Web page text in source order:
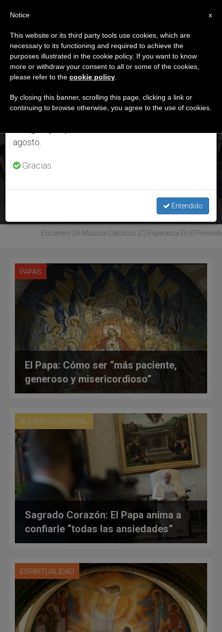
ETIQUETA
Posts Tagged ‘junio’
ÚLTIMAS NOTICIAS
España: El 6º Encuentro de Músicos Católicos se celebrará
online
Encuentro De Músicos Católicos (C) Esperanza En El Presente
PAPAS
El Papa: Cómo ser “más paciente,
generoso y misericordioso”
AUDIENCIA GENERAL
Sagrado Corazón: El Papa anima a
confiarle “todas las ansiedades”
ESPIRITUALIDAD
×
Aviso importante
Del 27 de julio al 7 de agosto haremos la pausa
anual, aprovechando que en el periodo de verano
se generan menos informaciones y también el
agosto.
Gracias.
Entendido
x
Notice
This website or its third party tools use cookies, which are
necessary to its functioning and required to achieve the
purposes illustrated in the cookie policy. If you want to know
more or withdraw your consent to all or some of the cookies,
please refer to the cookie policy
By closing this banner, scrolling this page, clicking a link or
continuing to browse otherwise, you agree to the use of cookies.